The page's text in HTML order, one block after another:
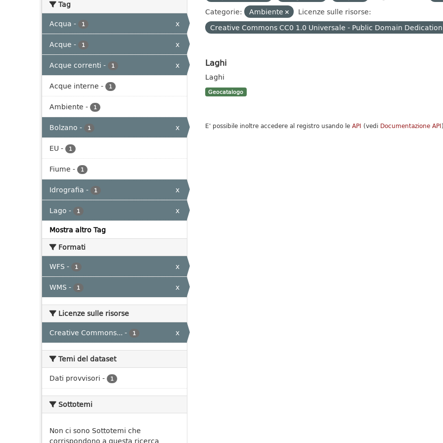
Tag
Acqua - 1
x
Acque - 1
x
Acque correnti - 1
x
Acque interne - 1
Ambiente - 1
Bolzano - 1
x
EU - 1
Fiume - 1
Idrografia - 1
x
Lago - 1
x
Mostra altro Tag
Formati
WFS - 1
x
WMS - 1 x
Licenze sulle risorse
Creative Commons... - 1 x
Temi del dataset
Dati provvisori - 1
Sottotemi
Non ci sono Sottotemi che
corrispondono a questa ricerca
Categorie:
Ambiente
Licenze sulle risorse:
Creative Commons CC0 1.0 Universale - Public Domain
Laghi
Laghi
Geocatalogo
E' possibile inoltre accedere al registro usando le API (vedi Documentazione API